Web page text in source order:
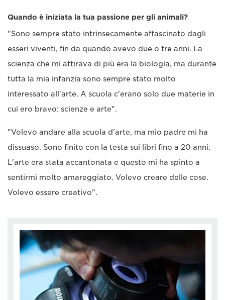
Quando è iniziata la tua passione per gli animali?
"Sono sempre stato intrinsecamente affascinato dagli
esseri viventi, fin da quando avevo due o tre anni. La
scienza che mi attirava di più era la biologia, ma durante
tutta la mia infanzia sono sempre stato molto
interessato all'arte. A scuola c'erano solo due materie in
cui ero bravo: scienze e arte".
"Volevo andare alla scuola d'arte, ma mio padre mi ha
dissuaso. Sono finito con la testa sui libri fino a 20 anni.
L'arte era stata accantonata e questo mi ha spinto a
sentirmi molto amareggiato. Volevo creare delle cose.
Volevo essere creativo".